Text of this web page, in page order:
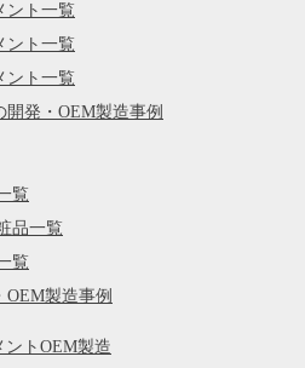
ント一覧
ント一覧
ント一覧
発・OEM製造事例
覧
品一覧
覧
製造事例
トOEM製造